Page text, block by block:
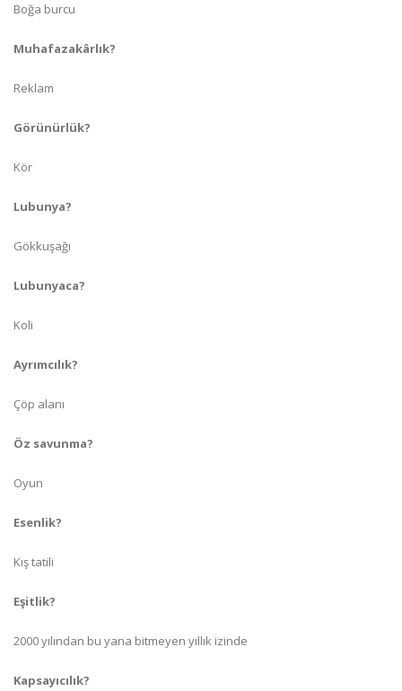
Boğa burcu
Muhafazakârlık?
Reklam
Görünürlük?
Kör
Lubunya?
Gökkuşağı
Lubunyaca?
Koli
Ayrımcılık?
Çöp alanı
Öz savunma?
Oyun
Esenlik?
Kış tatili
Eşitlik?
2000 yılından bu yana bitmeyen yıllık izinde
Kapsayıcılık?